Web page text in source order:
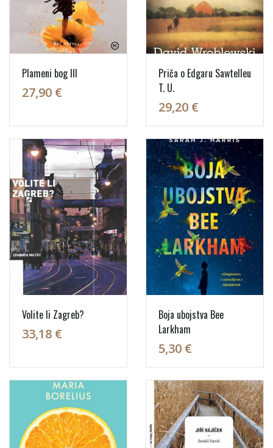
Plameni bog III
27,90 €
Priča o Edgaru Sawtelleu
T. U.
29,20 €
Volite li Zagreb?
33,18 €
Boja ubojstva Bee
Larkham
5,30 €